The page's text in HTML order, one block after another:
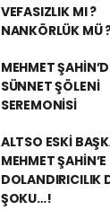
VEFASIZLIK MI ?
NANKÖRLÜK MÜ
MEHMET
SÜNNET ŞÖLENİ
SEREMONİSİ
ALTSO ESKİ
MEHMET ŞAHİN’E
DOLANDIRICILIK
ŞOKU…!